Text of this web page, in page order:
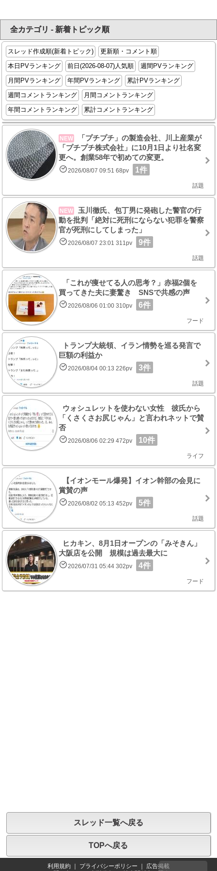
全カテゴリ - 新着トピック順
スレッド作成順(新着トピック)
更新順・コメント順
本日PVランキング
前日(2026-08-07)人気順
週間PVランキング
月間PVランキング
年間PVランキング
累計PVランキング
週間コメントランキング
月間コメントランキング
年間コメントランキング
累計コメントランキング
NEW
「プチプチ」の製造会社、川上産業が
「プチプチ株式会社」に10月1日より社名変
更へ。創業58年で初めての変更。
2026/08/07 09:51 68pv 1件
話題
NEW
玉川徹氏、包丁男に発砲した警官の行
動を批判「絶対に死刑にならない犯罪を警察
官が死刑にしてしまった」
2026/08/07 23:01 311pv 9件
話題
「これが痩せてる人の思考？」赤福2個を
買ってきた夫に妻驚き SNSで共感の声
2026/08/06 01:00 310pv 6件
フード
トランプ大統領、イラン情勢を巡る発言で
巨額の利益か
2026/08/04 00:13 226pv 3件
話題
ウォシュレットを使わない女性 彼氏から
「くさくさお尻じゃん」と言われネットで賛
否
2026/08/06 02:29 472pv 10件
ライフ
【イオンモール爆発】イオン幹部の会見に
賞賛の声
2026/08/02 05:13 452pv 5件
話題
ヒカキン、8月1日オープンの「みそきん」
大阪店を公開 規模は過去最大に
2026/07/31 05:44 302pv 4件
フード
スレッド一覧へ戻る
TOPへ戻る
利用規約 プライバシーポリシー
広告掲載